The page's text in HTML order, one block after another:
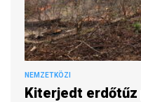
NEMZETKÖZI
Kiterjedt erdőtűz